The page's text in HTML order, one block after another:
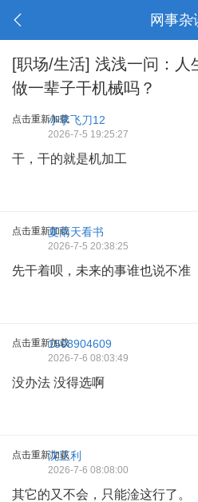
网事杂
[职场/生活] 浅浅一问：人
做一辈子干机械吗？
点击重新加载小李飞刀12
2026-7-5 19:25:27
干，干的就是机加工
点击重新加载夏雨天看书
2026-7-5 20:38:25
先干着呗，未来的事谁也说不准
点击重新加载1508904609
2026-7-6 08:03:49
没办法 没得选啊
点击重新加载
沈正利
2026-7-6 08:08:00
其它的又不会，只能淦这行了。